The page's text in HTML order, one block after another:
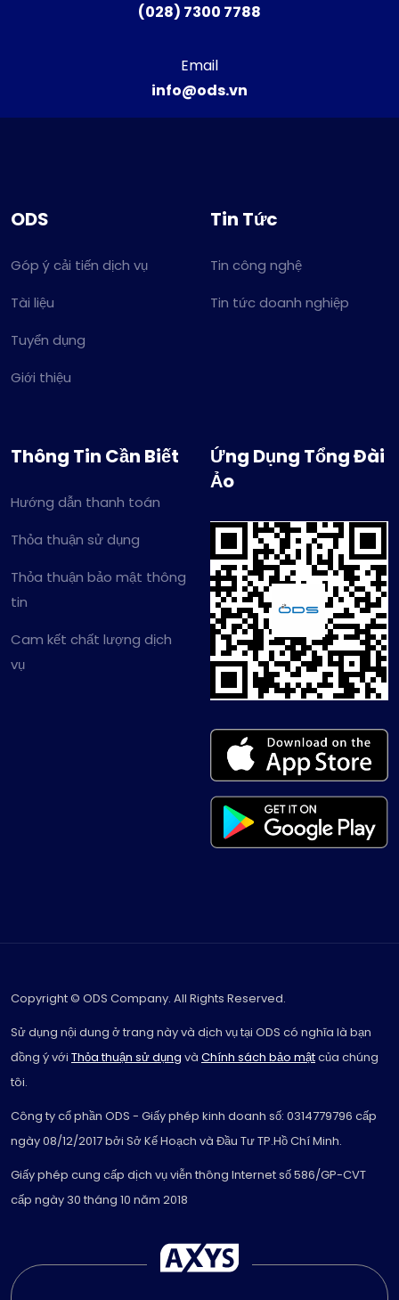
(028) 7300 7788
Email
info@ods.vn
ODS
Góp ý cải tiến dịch vụ
Tài liệu
Tuyển dụng
Giới thiệu
Tin Tức
Tin công nghệ
Tin tức doanh nghiệp
Thông Tin Cần Biết
Hướng dẫn thanh toán
Thỏa thuận sử dụng
Thỏa thuận bảo mật thông
tin
Cam kết chất lượng dịch
vụ
Ứng Dụng Tổng Đài
Ảo
Copyright © ODS Company. All Rights Reserved.
Sử dụng nội dung ở trang này và dịch vụ tại ODS có nghĩa là bạn
đồng ý với Thỏa thuận sử dụng và Chính sách bảo mậtcủa chúng
tôi.
Công ty cổ phần ODS - Giấy phép kinh doanh số: 0314779796 cấp
ngày 08/12/2017 bởi Sở Kế Hoạch và Đầu Tư TP.Hồ Chí Minh.
Giấy phép cung cấp dịch vụ viễn thông Internet số 586/GP-CVT
cấp ngày 30 tháng 10 năm 2018